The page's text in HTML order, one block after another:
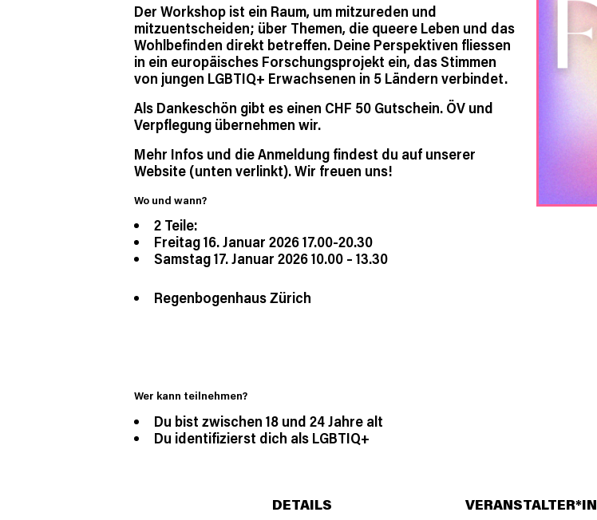
Der Workshop ist ein Raum, um mitzureden und
mitzuentscheiden; über Themen, die queere Leben und das
Wohlbefinden direkt betreffen. Deine Perspektiven fliessen
in ein europäisches Forschungsprojekt ein, das Stimmen
von jungen LGBTIQ+ Erwachsenen in 5 Ländern verbindet.
Als Dankeschön gibt es einen CHF 50 Gutschein. ÖV und
Verpflegung übernehmen wir.
Mehr Infos und die Anmeldung findest du auf unserer
Website (unten verlinkt). Wir freuen uns!
Wo und wann?
2 Teile:
Freitag 16. Januar 2026 17.00-20.30
Samstag 17. Januar 2026 10.00 – 13.30
Regenbogenhaus Zürich
Wer kann teilnehmen?
Du bist zwischen 18 und 24 Jahre alt
Du identifizierst dich als LGBTIQ+
DETAILS
VERANSTALTER*IN